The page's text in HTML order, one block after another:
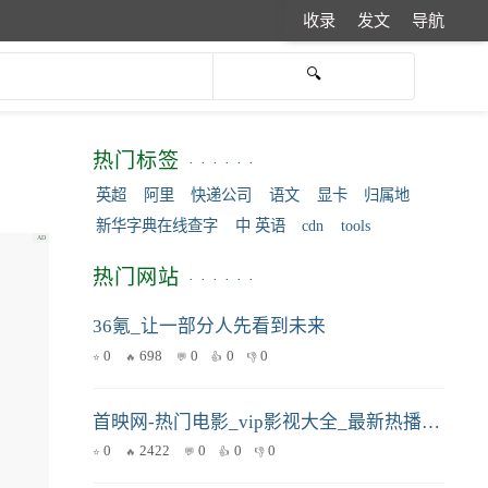
收录 发文 导航
热门标签
英超 阿里 快递公司 语文 显卡
归属地
新华字典在线查字
中 英语 cdn tools
热门网站
36氪_让一部分人先看到未来
0 698 0 0 0
首映网-热门电影_vip影视大全_最新热播剧免费在线观看 _ 首映网
0 2422 0 0 0